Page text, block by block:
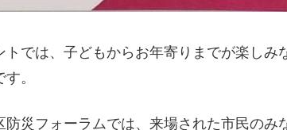
トでは、子どもからお年寄りまでが楽し
。
防災フォーラムでは、来場された市民のみ